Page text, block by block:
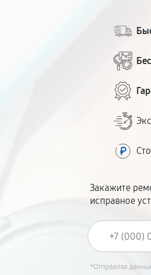
Закажите
исправное
*Отправляя